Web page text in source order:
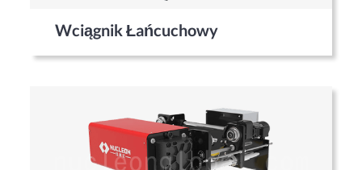
Wciągnik Łańcuchowy